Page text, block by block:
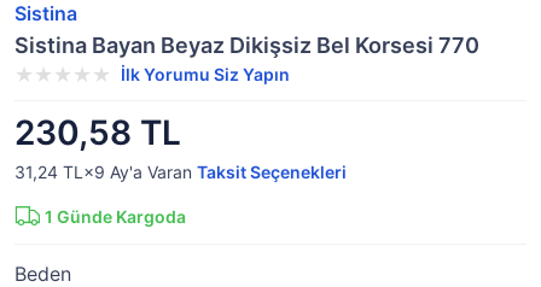
Sistina
Sistina Bayan Beyaz Dikişsiz Bel Korsesi 770
İlk Yorumu Siz Yapın
230,58 TL
31,24 TL×9 Ay'a Varan Taksit Seçenekleri
1 Günde Kargoda
Beden